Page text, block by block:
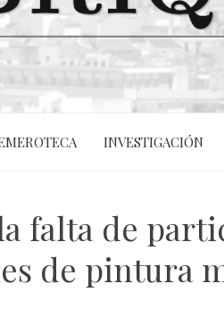
INVESTIGACIÓN
falta de
de pintura